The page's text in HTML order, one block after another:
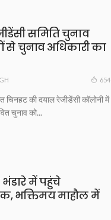
समिति चुनाव
से चुनाव अधिकारी का
654
की दयाल रेजीडेंसी कॉलोनी में
चुनाव को...
में पहुंचे
भक्तिमय माहौल में